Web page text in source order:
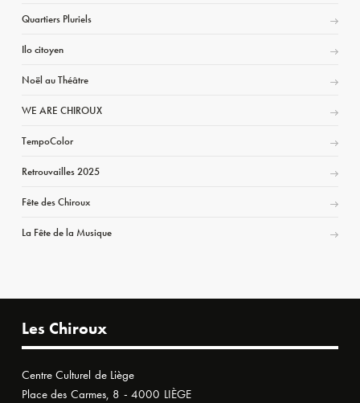
Quartiers Pluriels
Ilo citoyen
Noël au Théâtre
WE ARE CHIROUX
TempoColor
Retrouvailles 2025
Fête des Chiroux
La Fête de la Musique
Les Chiroux
Centre Culturel de Liège
Place des Carmes, 8 - 4000 LIÈGE